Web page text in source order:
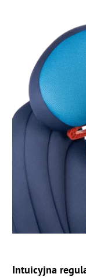
Intuicyjna